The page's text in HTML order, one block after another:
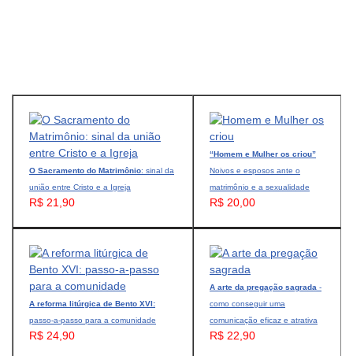
O Sacramento do Matrimônio: sinal da
união entre Cristo e a Igreja
R$ 21,90
“Homem e Mulher os criou”
Noivos e esposos ante o
matrimônio e a sexualidade
R$ 20,00
A reforma litúrgica de Bento XVI:
passo-a-passo para a comunidade
R$ 24,90
A arte da pregação sagrada -
como conseguir uma
comunicação eficaz e atrativa
R$ 22,90